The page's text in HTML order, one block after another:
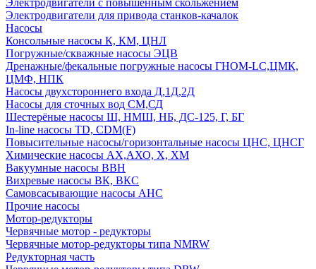
Электродвигатели с повышенным скольжением
Электродвигатели для привода станков-качалок
Насосы
Консольные насосы К, КМ, ЦНЛ
Погружные/скважные насосы ЭЦВ
Дренажные/фекальные погружные насосы ГНОМ-LC,ЦМК,
ЦМФ, НПК
Насосы двухстороннего входа Д,1Д,2Д
Насосы для сточных вод СМ,СД
Шестерёные насосы Ш, НМШ, НБ, ДС-125, Г, БГ
In-line насосы TD, CDM(F)
Повысительные насосы/горизонтальные насосы ЦНС, ЦНСГ
Химические насосы АХ,АХО, Х, ХМ
Вакуумные насосы ВВН
Вихревые насосы ВК, ВКС
Самовсасывающие насосы АНС
Прочие насосы
Мотор-редукторы
Червячные мотор - редукторы
Червячные мотор-редукторы типа NMRW
Редукторная часть